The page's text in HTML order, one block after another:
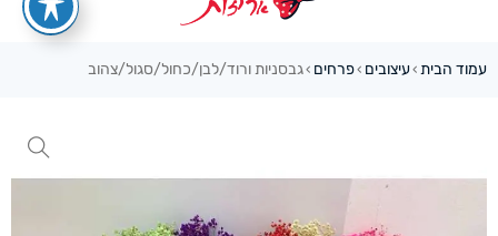
עמוד הבית ›עיצובים ›פרחים ›גבסניות ורוד/לבן/כחול/סגול/צהוב